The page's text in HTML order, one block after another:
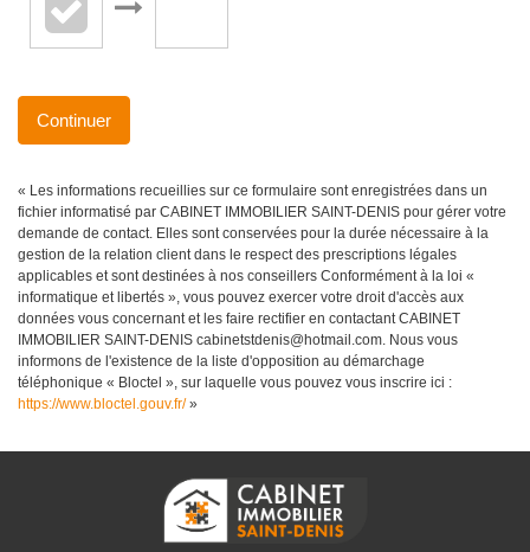
Continuer
« Les informations recueillies sur ce formulaire sont enregistrées dans un
fichier informatisé par CABINET IMMOBILIER SAINT-DENIS pour gérer votre
demande de contact. Elles sont conservées pour la durée nécessaire à la
gestion de la relation client dans le respect des prescriptions légales
applicables et sont destinées à nos conseillers Conformément à la loi «
informatique et libertés », vous pouvez exercer votre droit d'accès aux
données vous concernant et les faire rectifier en contactant CABINET
IMMOBILIER SAINT-DENIS cabinetstdenis@hotmail.com. Nous vous
informons de l'existence de la liste d'opposition au démarchage
téléphonique « Bloctel », sur laquelle vous pouvez vous inscrire ici :
https://www.bloctel.gouv.fr/»